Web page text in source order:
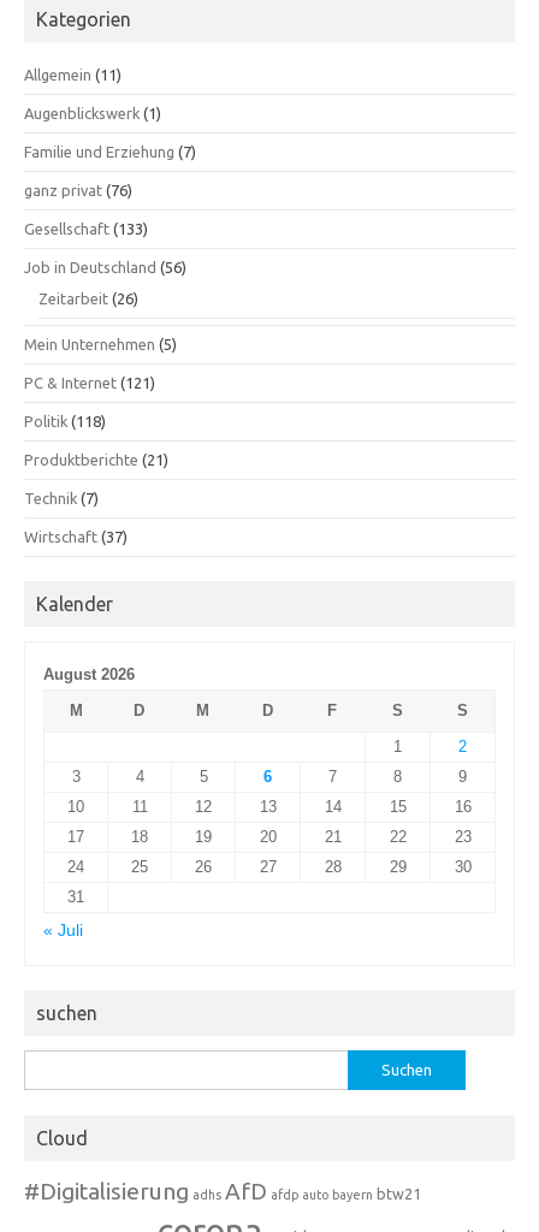
Kategorien
Allgemein (11)
Augenblickswerk (1)
Familie und Erziehung (7)
ganz privat (76)
Gesellschaft (133)
Job in Deutschland (56)
Zeitarbeit (26)
Mein Unternehmen (5)
PC & Internet (121)
Politik (118)
Produktberichte (21)
Technik (7)
Wirtschaft (37)
Kalender
August 2026
M
D M D F S
S
1
2
3
4 5 6 7 8
9
10
11 12 13 14 15
16
17
18 19 20 21 22
23
24
25 26 27 28 29
30
31
« Juli
suchen
nach:
Cloud
#Digitalisierung adhs AfD afdp auto bayern btw21